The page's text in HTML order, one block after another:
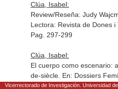
Clúa, Isabel:
Review/Reseña: Judy
Lectora: Revista de Dones i
Pag. 297-299
Clúa, Isabel:
El cuerpo como escenario:
de-siècle. En: Dossiers
Pag. 157-172
Vicerrectorado de Investigación. Universidad